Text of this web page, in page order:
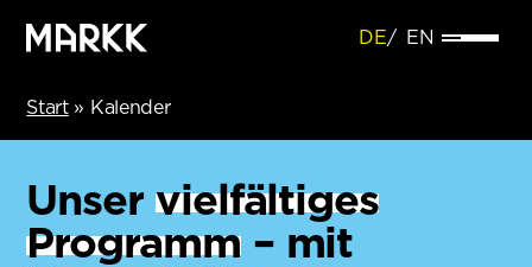
DE EN
Start» Kalender
Unser vielfältiges
Programm– mit